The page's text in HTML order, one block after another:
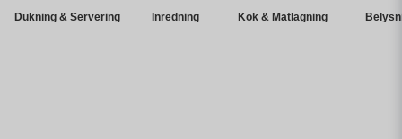
Dukning & Servering Inredning Kök & Matlagning